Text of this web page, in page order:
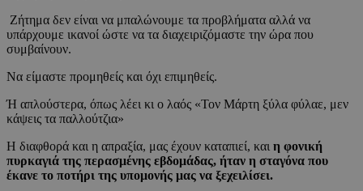
Ζήτημα δεν είναι να μπαλώνουμε τα προβλήματα αλλά να
υπάρχουμε ικανοί ώστε να τα διαχειριζόμαστε την ώρα που
συμβαίνουν.
Να είμαστε προμηθείς και όχι επιμηθείς.
Ή απλούστερα, όπως λέει κι ο λαός «Τον Μάρτη ξύλα φύλαε, μεν
κάψεις τα παλλούτζια»
Η διαφθορά και η απραξία, μας έχουν καταπιεί, και η φονική
πυρκαγιά της περασμένης εβδομάδας, ήταν η σταγόνα που
έκανε το ποτήρι της υπομονής μας να ξεχειλίσει.